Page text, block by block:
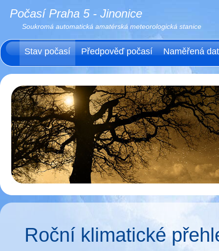
Počasí Praha 5 - Jinonice
Soukromá automatická amatérská meteorologická stanice
Stav počasí Předpověď počasí Naměřená
Roční klimatické